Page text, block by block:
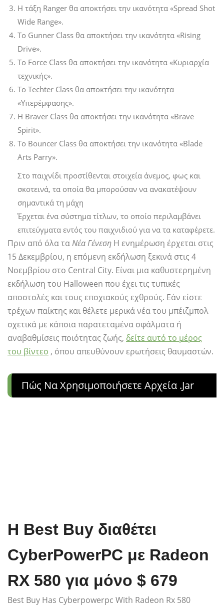
Η τάξη Ranger θα αποκτήσει την ικανότητα «Spread Shot
Wide Range».
Το Gunner Class θα αποκτήσει την ικανότητα «Rising
Drive».
Το Force Class θα αποκτήσει την ικανότητα «Κυριαρχία
τεχνικής».
Το Techter Class θα αποκτήσει την ικανότητα
«Υπερέμφασης».
Η Braver Class θα αποκτήσει την ικανότητα «Brave
Spirit».
Το Bouncer Class θα αποκτήσει την ικανότητα «Blade
Arts Parry».
Στο παιχνίδι προστίθενται στοιχεία άνεμος, φως και
σκοτεινά, τα οποία θα μπορούσαν να ανακατέψουν
σημαντικά τη μάχη
Έρχεται ένα σύστημα τίτλων, το οποίο περιλαμβάνει
επιτεύγματα εντός του παιχνιδιού για να τα καταφέρετε.
Πριν από όλα ταΝέα Γένεση Η ενημέρωση έρχεται στις
15 Δεκεμβρίου, η επόμενη εκδήλωση ξεκινά στις 4
Νοεμβρίου στο Central City. Είναι μια καθυστερημένη
εκδήλωση του Halloween που έχει τις τυπικές
αποστολές και τους εποχιακούς εχθρούς. Εάν είστε
τρέχων παίκτης και θέλετε μερικά νέα του μπέιζμπολ
σχετικά με κάποια παρατεταμένα σφάλματα ή
αναβαθμίσεις ποιότητας ζωής, δείτε αυτό το μέρος
του βίντεο , όπου απευθύνουν ερωτήσεις θαυμαστών.
Πώς Να Χρησιμοποιήσετε Αρχεία .jar
Η Best Buy διαθέτει
CyberPowerPC με Radeon
RX 580 για μόνο $ 679
Best Buy Has Cyberpowerpc With Radeon Rx 580